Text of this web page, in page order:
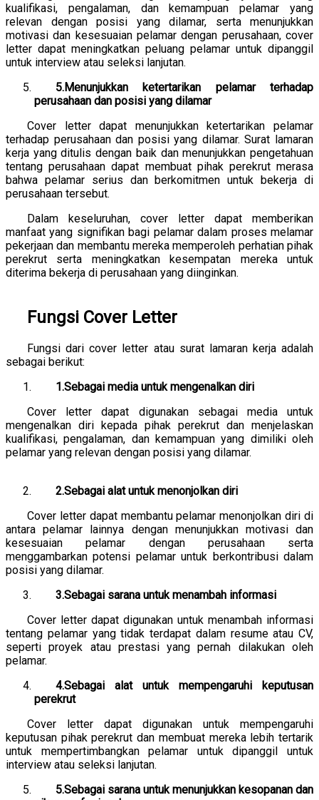
kualifikasi, pengalaman, dan kemampuan pelamar yang
relevan dengan posisi yang dilamar, serta menunjukkan
motivasi dan kesesuaian pelamar dengan perusahaan, cover
letter dapat meningkatkan peluang pelamar untuk dipanggil
untuk interview atau seleksi lanjutan.
5.Menunjukkan ketertarikan pelamar terhadap
perusahaan dan posisi yang dilamar
Cover letter dapat menunjukkan ketertarikan pelamar
terhadap perusahaan dan posisi yang dilamar. Surat lamaran
kerja yang ditulis dengan baik dan menunjukkan pengetahuan
tentang perusahaan dapat membuat pihak perekrut merasa
bahwa pelamar serius dan berkomitmen untuk bekerja di
perusahaan tersebut.
Dalam keseluruhan, cover letter dapat memberikan
manfaat yang signifikan bagi pelamar dalam proses melamar
pekerjaan dan membantu mereka memperoleh perhatian pihak
perekrut serta meningkatkan kesempatan mereka untuk
diterima bekerja di perusahaan yang diinginkan.
Fungsi Cover Letter
Fungsi dari cover letter atau surat lamaran kerja adalah
sebagai berikut:
1.Sebagai media untuk mengenalkan diri
Cover letter dapat digunakan sebagai media untuk
mengenalkan diri kepada pihak perekrut dan menjelaskan
kualifikasi, pengalaman, dan kemampuan yang dimiliki oleh
pelamar yang relevan dengan posisi yang dilamar.
2.Sebagai alat untuk menonjolkan diri
Cover letter dapat membantu pelamar menonjolkan diri di
antara pelamar lainnya dengan menunjukkan motivasi dan
kesesuaian pelamar dengan perusahaan serta
menggambarkan potensi pelamar untuk berkontribusi dalam
posisi yang dilamar.
3.Sebagai sarana untuk menambah informasi
Cover letter dapat digunakan untuk menambah informasi
tentang pelamar yang tidak terdapat dalam resume atau CV,
seperti proyek atau prestasi yang pernah dilakukan oleh
pelamar.
4.Sebagai alat untuk mempengaruhi keputusan
perekrut
Cover letter dapat digunakan untuk mempengaruhi
keputusan pihak perekrut dan membuat mereka lebih tertarik
untuk mempertimbangkan pelamar untuk dipanggil untuk
interview atau seleksi lanjutan.
5.Sebagai sarana untuk menunjukkan kesopanan dan